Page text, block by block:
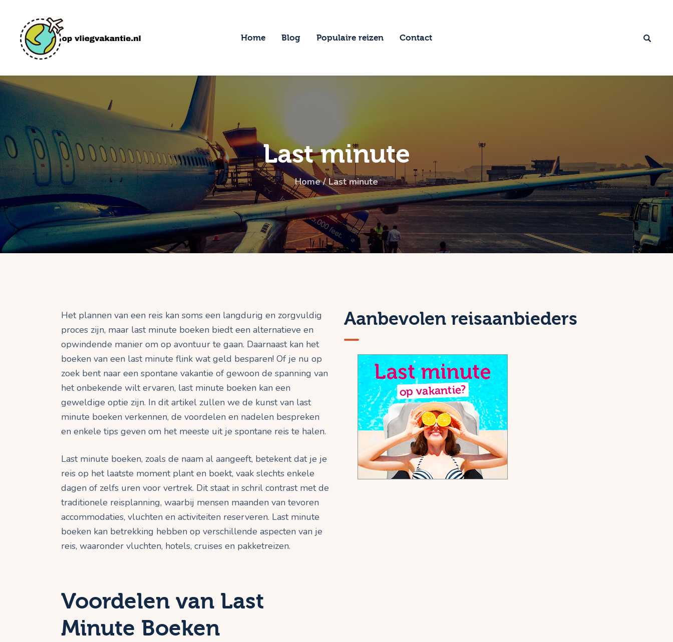
Home Blog Populaire reizen Contact
Last minute
Home Last minute
Blog
Contact
Het plannen van een reis kan soms een langdurig en zorgvuldig
proces zijn, maar last minute boeken biedt een alternatieve en
opwindende manier om op avontuur te gaan. Daarnaast kan het
boeken van een last minute flink wat geld besparen! Of je nu op
zoek bent naar een spontane vakantie of gewoon de spanning van
het onbekende wilt ervaren, last minute boeken kan een
geweldige optie zijn. In dit artikel zullen we de kunst van last
minute boeken verkennen, de voordelen en nadelen bespreken
en enkele tips geven om het meeste uit je spontane reis te halen.
Last minute boeken, zoals de naam al aangeeft, betekent dat je je
reis op het laatste moment plant en boekt, vaak slechts enkele
dagen of zelfs uren voor vertrek. Dit staat in schril contrast met de
traditionele reisplanning, waarbij mensen maanden van tevoren
accommodaties, vluchten en activiteiten reserveren. Last minute
boeken kan betrekking hebben op verschillende aspecten van je
reis, waaronder vluchten, hotels, cruises en pakketreizen.
Voordelen van Last
Minute Boeken
Aanbevolen reisaanbieders